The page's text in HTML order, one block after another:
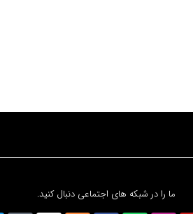
ما را در شبکه های اجتماعی دنبال کنید.